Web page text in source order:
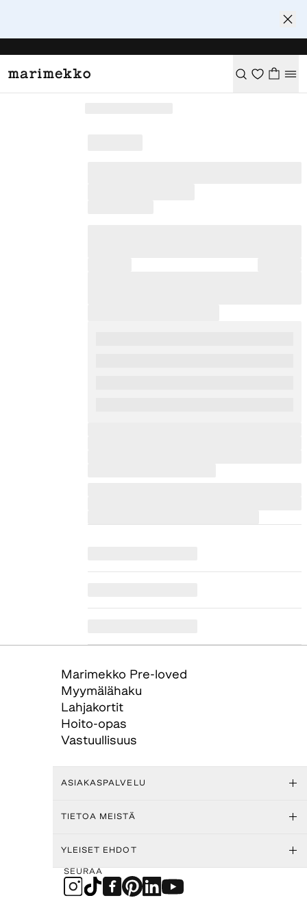
Marimekko Pre-loved
Myymälähaku
Lahjakortit
Hoito-opas
Vastuullisuus
ASIAKASPALVELU
TIETOA MEISTÄ
YLEISET EHDOT
SEURAA